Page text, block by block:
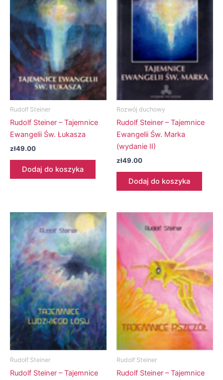
Rudolf Steiner
Rudolf Steiner – Tajemnice
Ewangelii Św. Łukasza
zł49.00
Dodaj do koszyka
Rozwój duchowy
Rudolf Steiner – Tajemnice
Ewangelii Św. Marka
(wydanie II)
zł49.00
Dodaj do koszyka
Rudolf Steiner
Rudolf Steiner – Tajemnice
Rudolf Steiner
Rudolf Steiner – Tajemnice